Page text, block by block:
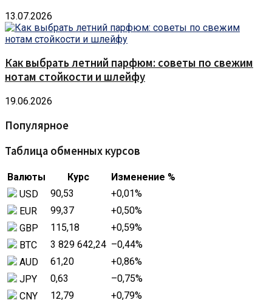
13.07.2026
Как выбрать летний парфюм: советы по свежим
нотам стойкости и шлейфу
19.06.2026
Популярное
Таблица обменных курсов
Валюты Курс
Изменение %
USD
90,53 +0,01%
EUR
99,37 +0,50%
GBP
115,18 +0,59%
BTC
3 829 642,24 –0,44%
AUD
61,20 +0,86%
JPY
0,63 –0,75%
CNY
12,79 +0,79%